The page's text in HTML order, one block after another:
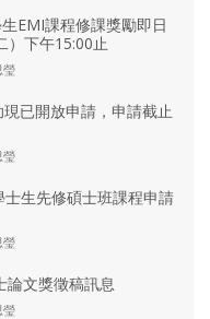
EMI課程修課獎勵即日
）下午15:00止
瑩
已開放申請，申請截止
瑩
生先修碩士班課程申請
瑩
論文獎徵稿訊息
瑩